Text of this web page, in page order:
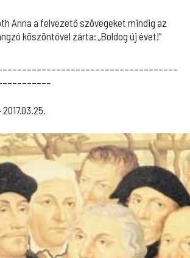
Anna a felvezető szövegeket mindig az
köszöntővel zárta: „Boldog új évet!”
2017.03.25.